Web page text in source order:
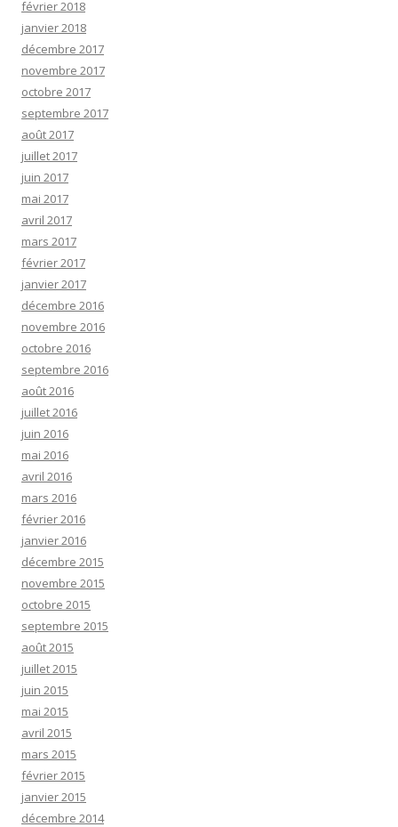
février 2018
janvier 2018
décembre 2017
novembre 2017
octobre 2017
septembre 2017
août 2017
juillet 2017
juin 2017
mai 2017
avril 2017
mars 2017
février 2017
janvier 2017
décembre 2016
novembre 2016
octobre 2016
septembre 2016
août 2016
juillet 2016
juin 2016
mai 2016
avril 2016
mars 2016
février 2016
janvier 2016
décembre 2015
novembre 2015
octobre 2015
septembre 2015
août 2015
juillet 2015
juin 2015
mai 2015
avril 2015
mars 2015
février 2015
janvier 2015
décembre 2014